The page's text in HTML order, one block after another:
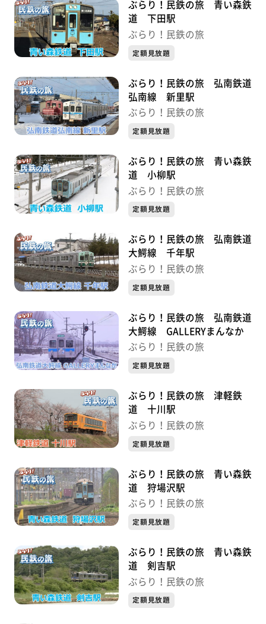
ぶらり！民鉄の旅 青い森鉄
道 下田駅
ぶらり！民鉄の旅
定額見放題
ぶらり！民鉄の旅 弘南鉄道
弘南線 新里駅
ぶらり！民鉄の旅
定額見放題
ぶらり！民鉄の旅 青い森鉄
道 小柳駅
ぶらり！民鉄の旅
定額見放題
ぶらり！民鉄の旅 弘南鉄道
大鰐線 千年駅
ぶらり！民鉄の旅
定額見放題
ぶらり！民鉄の旅 弘南鉄道
大鰐線 GALLERYまんなか
ぶらり！民鉄の旅
定額見放題
ぶらり！民鉄の旅 津軽鉄
道 十川駅
ぶらり！民鉄の旅
定額見放題
ぶらり！民鉄の旅 青い森鉄
道 狩場沢駅
ぶらり！民鉄の旅
定額見放題
ぶらり！民鉄の旅 青い森鉄
道 剣吉駅
ぶらり！民鉄の旅
定額見放題